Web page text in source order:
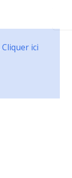
Cliquer ici